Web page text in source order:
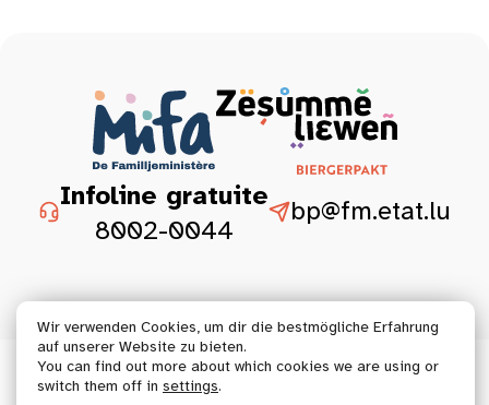
Infoline gratuite
8002-0044
bp@fm.etat.lu
© 2026 Tous droits réservés.
Wir verwenden Cookies, um dir die bestmögliche Erfahrung
auf unserer Website zu bieten.
You can find out more about which cookies we are using or
switch them off in settings.